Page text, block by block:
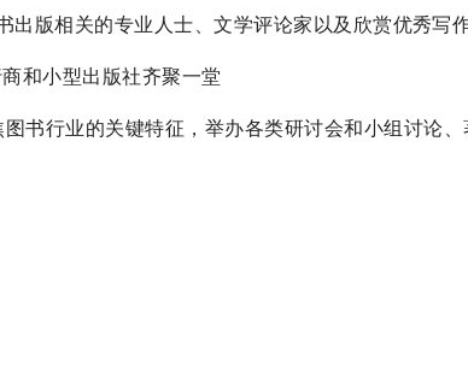
相关的专业人士、文学评论家以及欣赏优秀写
和小型出版社齐聚一堂
行业的关键特征，举办各类研讨会和小组讨论、